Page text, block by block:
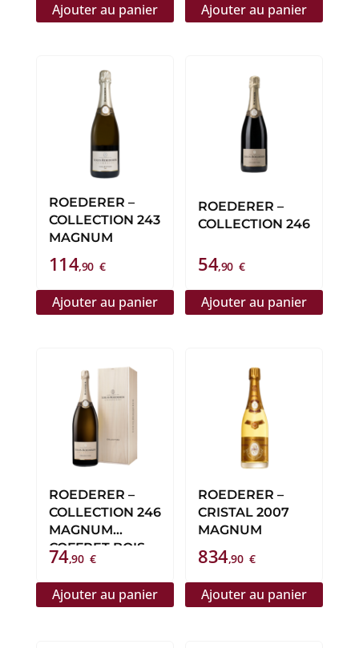
Ajouter au panier Ajouter au panier
ROEDERER –
COLLECTION 243
MAGNUM
114,90 €
Ajouter au panier
ROEDERER –
COLLECTION 246
54,90 €
Ajouter au panier
ROEDERER –
COLLECTION 246
MAGNUM
COFFRET BOIS
74,90 €
Ajouter au panier
ROEDERER –
CRISTAL 2007
MAGNUM
834,90 €
Ajouter au panier